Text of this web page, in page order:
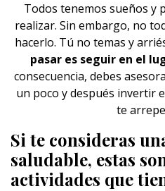
Todos tenemos sueños y
realizar. Sin embargo, no
hacerlo. Tú no temas y
pasar es seguir en el
consecuencia, debes
un poco y después invertir
te
Si te consideras
saludable, estas
actividades que